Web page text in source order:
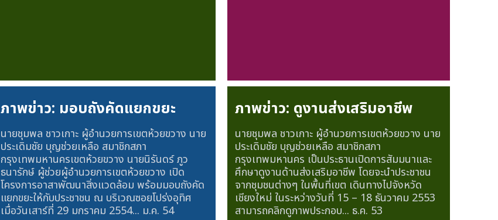
ภาพข่าว: มอบถังคัดแยกขยะ
นายชุมพล ชาวเกาะ ผู้อำนวยการเขตห้วยขวาง นาย
ประเดิมชัย บุญช่วยเหลือ สมาชิกสภา
กรุงเทพมหานครเขตห้วยขวาง นายนิรันดร์ ภูว
ธนารักษ์ ผู้ช่วยผู้อำนวยการเขตห้วยขวาง เปิด
โครงการอาสาพัฒนาสิ่งแวดล้อม พร้อมมอบถังคัด
แยกขยะให้กับประชาชน ณ บริเวณซอยโปร่งอุทิศ
เมื่อวันเสาร์ที่ 29 มกราคม 2554... ม.ค. 54
ภาพข่าว: ดูงานส่งเสริมอาชีพ
นายชุมพล ชาวเกาะ ผู้อำนวยการเขตห้วยขวาง นาย
ประเดิมชัย บุญช่วยเหลือ สมาชิกสภา
กรุงเทพมหานคร เป็นประธานเปิดการสัมมนาและ
ศึกษาดูงานด้านส่งเสริมอาชีพ โดยจะนำประชาชน
จากชุมชนต่างๆ ในพื้นที่เขต เดินทางไปจังหวัด
เชียงใหม่ ในระหว่างวันที่ 15 – 18 ธันวาคม 2553
สามารถคลิกดูภาพประกอบ... ธ.ค. 53